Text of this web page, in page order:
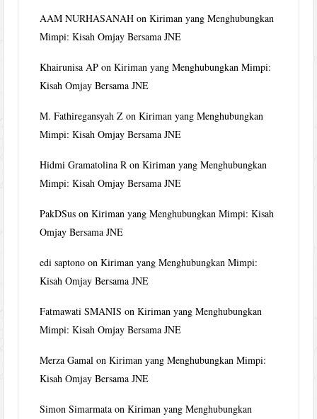
AAM NURHASANAH onKiriman yang Menghubungkan
Mimpi: Kisah Omjay Bersama JNE
Khairunisa AP onKiriman yang Menghubungkan Mimpi:
Kisah Omjay Bersama JNE
M. Fathiregansyah Z onKiriman yang Menghubungkan
Mimpi: Kisah Omjay Bersama JNE
Hidmi Gramatolina R onKiriman yang Menghubungkan
Mimpi: Kisah Omjay Bersama JNE
PakDSus onKiriman yang Menghubungkan Mimpi: Kisah
Omjay Bersama JNE
edi saptono onKiriman yang Menghubungkan Mimpi:
Kisah Omjay Bersama JNE
Fatmawati SMANIS onKiriman yang Menghubungkan
Mimpi: Kisah Omjay Bersama JNE
Merza Gamal onKiriman yang Menghubungkan Mimpi:
Kisah Omjay Bersama JNE
Simon Simarmata onKiriman yang Menghubungkan